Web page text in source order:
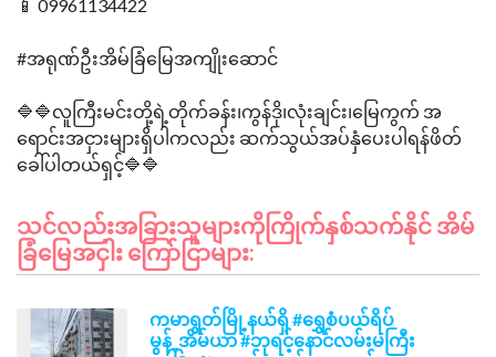
📱 09961134422
#အရုဏ်ဦးအိမ်ခြံမြေအကျိုးဆောင်
🔷🔷လူကြီးမင်းတို့ရဲ့တိုက်ခန်း၊ကွန်ဒို၊လုံးချင်း၊မြေကွက် အ
ရောင်းအငှားများရှိပါကလည်း ဆက်သွယ်အပ်နှံပေးပါရန်ဖိတ်
သင်လည်းအခြားသူများကိုကြိုက်နှစ်သက်နိုင် အိမ်
ခြံမြေအငှါး ကြော်ငြာများ:
ကမာရွတ်မြို့နယ်ရှိ #ရွှေစံပယ်ရိပ်
မွန်_အိမ်ယာ #ဘုရင့်နောင်လမ်းမကြီး